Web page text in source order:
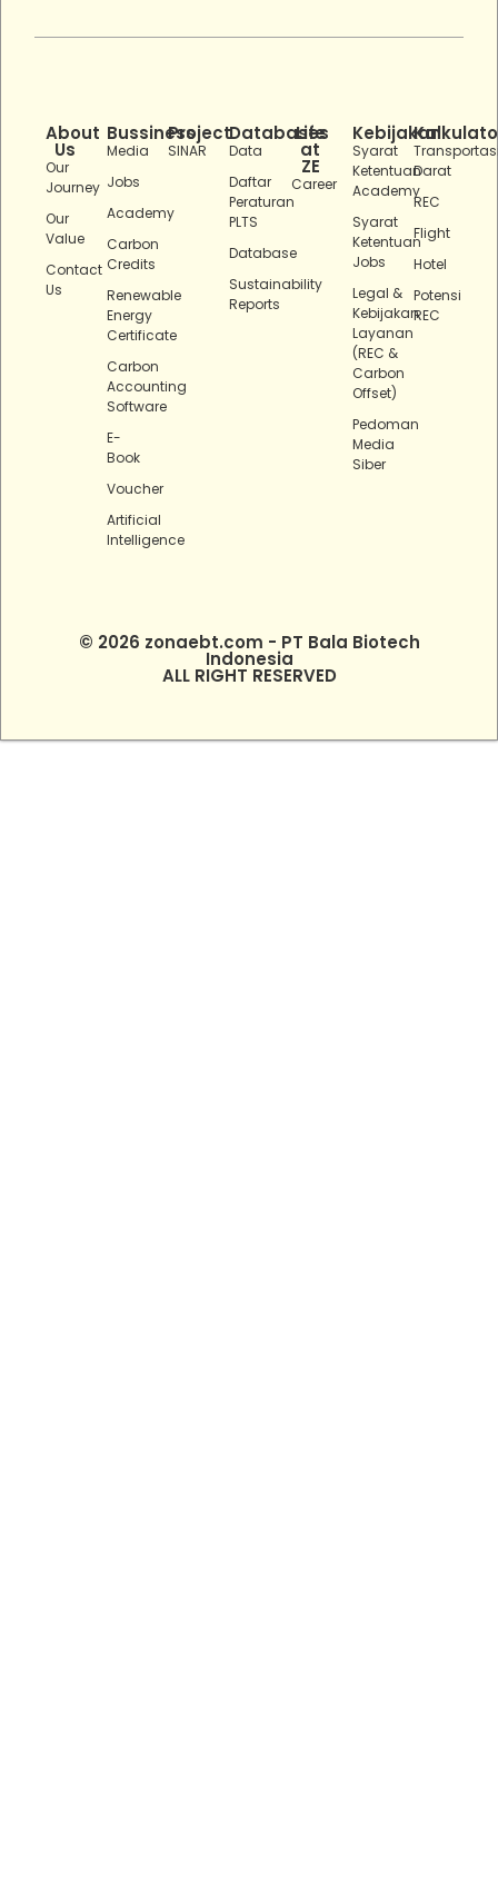
About
Us
Our
Journey
Our
Value
Contact
Us
Bussiness
Media
Jobs
Academy
Carbon
Credits
Renewable
Energy
Certificate
Carbon
Accounting
Software
E-
Book
Voucher
Artificial
Intelligence
Project
SINAR
Databases
Data
Daftar
Peraturan
PLTS
Database
Sustainability
Reports
Life
at
ZE
Career
Kebijakan
Syarat
Ketentuan
Academy
Syarat
Ketentuan
Jobs
Legal &
Kebijakan
Layanan
(REC &
Carbon
Offset)
Pedoman
Media
Siber
Darat
REC
Flight
Hotel
Potensi
REC
© 2026 zonaebt.com - PT Bala Biotech
Indonesia
ALL RIGHT RESERVED